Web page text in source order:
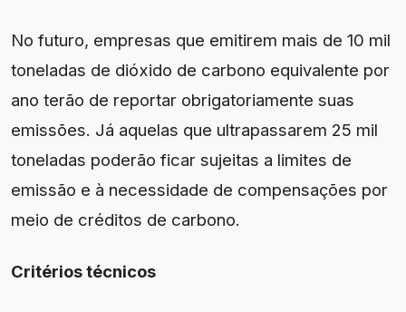
No futuro, empresas que emitirem mais de 10 mil
toneladas de dióxido de carbono equivalente por
ano terão de reportar obrigatoriamente suas
emissões. Já aquelas que ultrapassarem 25 mil
toneladas poderão ficar sujeitas a limites de
emissão e à necessidade de compensações por
meio de créditos de carbono.
Critérios técnicos